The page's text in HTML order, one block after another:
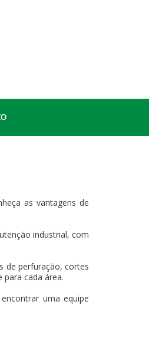
as vantagens de
industrial, com
de perfuração, cortes
cada área.
uma equipe